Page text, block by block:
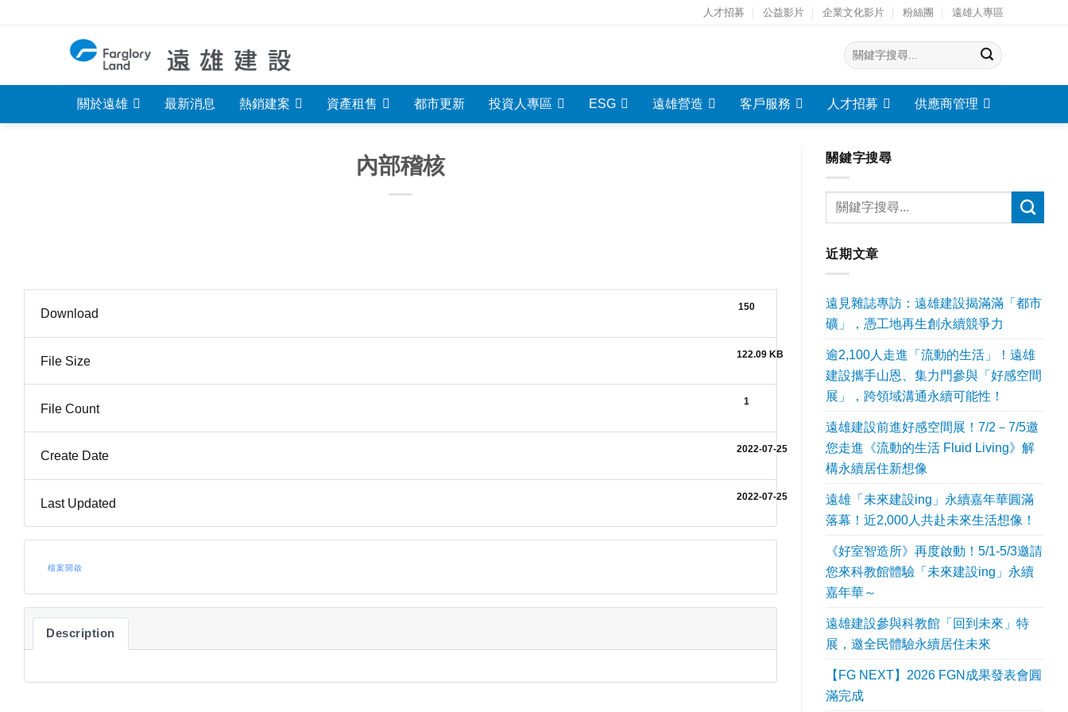
人才招募 公益影片 企業文化影片 粉絲團 遠雄人專區
關於遠雄 最新消息 熱銷建案 資產租售 都市更新 投資人專區 ESG 遠雄營造 客戶服務 人才招募 供應商管理
內部稽核
Download 150
File Size 122.09 KB
File Count 1
Create Date 2022-07-25
Last Updated 2022-07-25
檔案開啟
Description
關鍵字搜尋
近期文章
遠見雜誌專訪：遠雄建設揭滿滿「都市
礦」，憑工地再生創永續競爭力
逾2,100人走進「流動的生活」！遠雄
建設攜手山恩、集力門參與「好感空間
展」，跨領域溝通永續可能性！
遠雄建設前進好感空間展！7/2－7/5邀
您走進《流動的生活 Fluid Living》解
構永續居住新想像
遠雄「未來建設ing」永續嘉年華圓滿
落幕！近2,000人共赴未來生活想像！
《好室智造所》再度啟動！5/1-5/3邀請
您來科教館體驗「未來建設ing」永續
嘉年華～
遠雄建設參與科教館「回到未來」特
展，邀全民體驗永續居住未來
【FG NEXT】2026 FGN成果發表會圓
滿完成